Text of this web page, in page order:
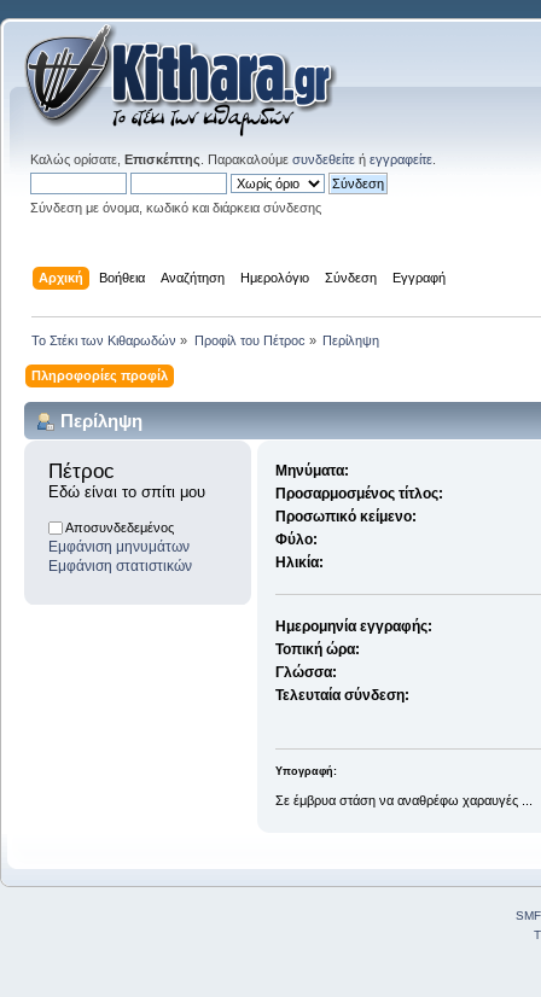
Καλώς ορίσατε, Επισκέπτης . Παρακαλούμε συνδεθείτε ή εγγραφείτε
Σύνδεση με όνομα, κωδικό και διάρκεια σύνδεσης
Αρχική Βοήθεια Αναζήτηση Ημερολόγιο Σύνδεση Εγγραφή
Το Στέκι των Κιθαρωδών » Προφίλ του Πέτροc » Περίληψη
Πληροφορίες προφίλ
Περίληψη
Πέτροc
Εδώ είναι το σπίτι μου
Αποσυνδεδεμένος
Εμφάνιση μηνυμάτων
Εμφάνιση στατιστικών
Μηνύματα:
Προσαρμοσμένος τίτλος:
Προσωπικό κείμενο:
Φύλο:
Ηλικία:
Ημερομηνία εγγραφής:
Τοπική ώρα:
Γλώσσα:
Τελευταία σύνδεση:
Υπογραφή:
Σε έμβρυα στάση να αναθρέφω χαραυγές ...